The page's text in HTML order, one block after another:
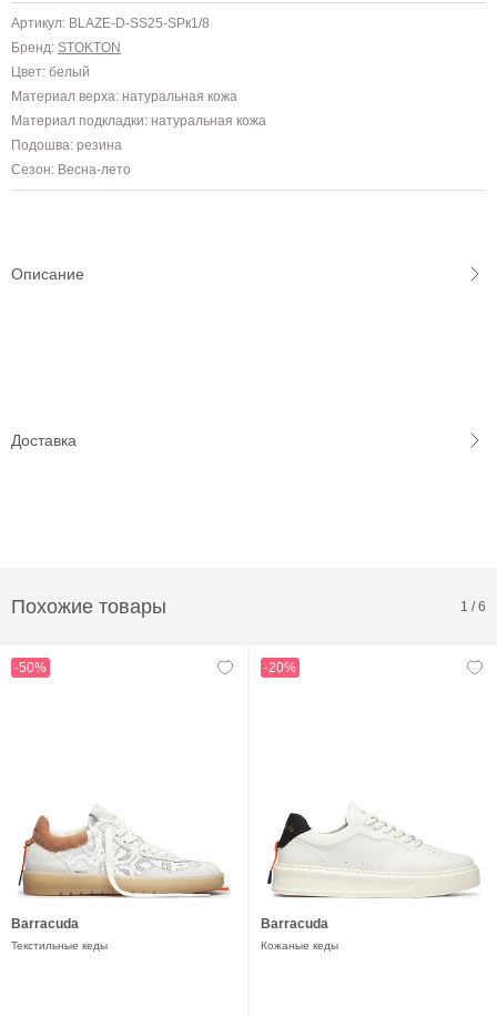
Артикул: BLAZE-D-SS25-SPк1/8
Бренд: STOKTON
Цвет: белый
Материал верха: натуральная кожа
Материал подкладки: натуральная кожа
Подошва: резина
Сезон: Весна-лето
Описание
Доставка
Похожие товары 1 /6
-50%
Barracuda
Текстильные кеды
-20%
Barracuda
Кожаные кеды